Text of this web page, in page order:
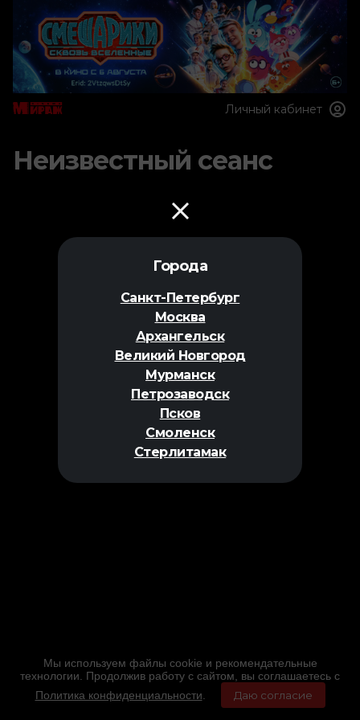
Города
Санкт-Петербург
Москва
Архангельск
Великий Новгород
Мурманск
Петрозаводск
Псков
Смоленск
Стерлитамак
Личный кабинет
Неизвестный сеанс
Мы используем файлы cookie и рекомендательные
технологии. Продолжив работу с сайтом, вы соглашаетесь с
Политика конфиденциальности
Даю согласие